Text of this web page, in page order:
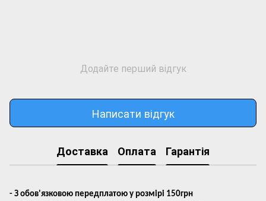
Додайте перший відгук
Написати відгук
Доставка Оплата Гарантія
- З обов'язковою передплатою у розмірі 150грн